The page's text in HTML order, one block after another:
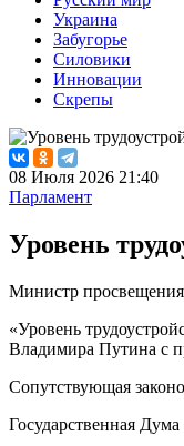
Украина
Забугорье
Силовики
Инновации
Скрепы
08 Июля 2026 21:40
Парламент
Уровень
Министр просвещения
«Уровень
Владимира Путина с
Сопутствующая
Государственная